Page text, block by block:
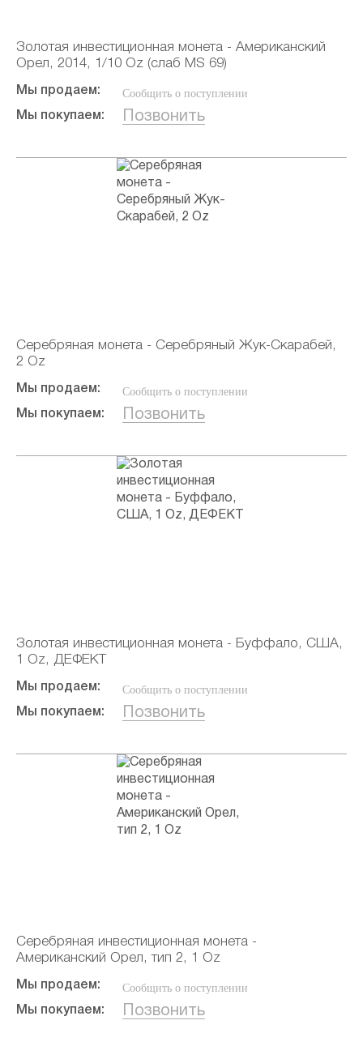
Золотая инвестиционная монета - Американский
Орел, 2014, 1/10 Oz (слаб MS 69)
Мы продаем: Сообщить о поступлении
Мы покупаем: Позвонить
Серебряная монета - Серебряный Жук-Скарабей,
2 Oz
Мы продаем: Сообщить о поступлении
Мы покупаем: Позвонить
Золотая инвестиционная монета - Буффало, США,
1 Oz, ДЕФЕКТ
Мы продаем: Сообщить о поступлении
Мы покупаем: Позвонить
Серебряная инвестиционная монета -
Американский Орел, тип 2, 1 Oz
Мы продаем: Сообщить о поступлении
Мы покупаем: Позвонить